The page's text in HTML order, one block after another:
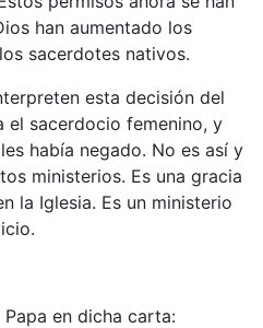
han aumentado los
sacerdotes nativos.
esta decisión del
el sacerdocio femenino, y
había negado. No es así y
ministerios. Es una gracia
la Iglesia. Es un ministerio
en dicha carta: